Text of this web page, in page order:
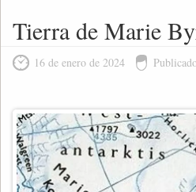
Tierra de Marie
16 de enero de 2024